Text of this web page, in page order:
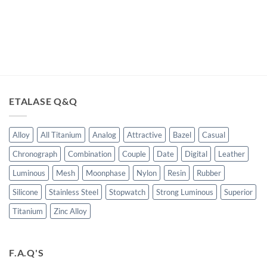
ETALASE Q&Q
Alloy All Titanium Analog Attractive Bazel
Casual
Chronograph
Combination Couple Date Digital
Leather
Luminous
Mesh Moonphase Nylon Resin
Rubber
Silicone
Stainless Steel Stopwatch Strong Luminous
Superior
Titanium
Zinc Alloy
F.A.Q'S